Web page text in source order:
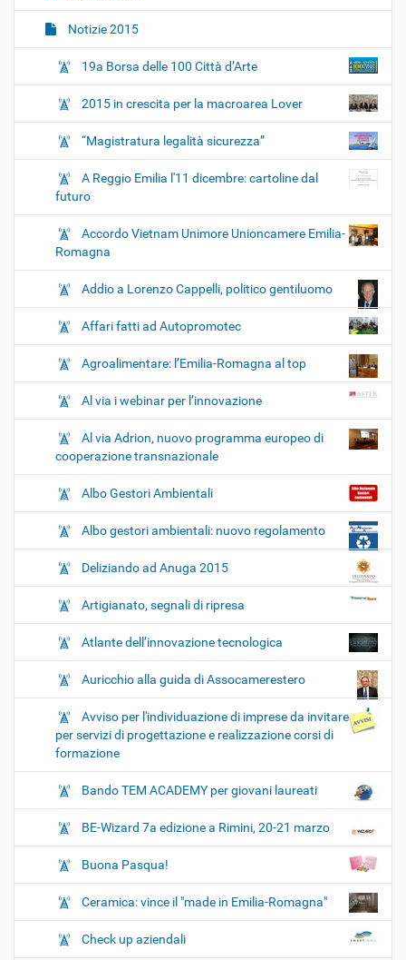
Notizie 2015
19a Borsa delle 100 Città d’Arte
2015 in crescita per la macroarea Lover
“Magistratura legalità sicurezza”
A Reggio Emilia l'11 dicembre: cartoline dal
futuro
Accordo Vietnam Unimore Unioncamere Emilia-
Romagna
Addio a Lorenzo Cappelli, politico gentiluomo
Affari fatti ad Autopromotec
Agroalimentare: l’Emilia-Romagna al top
Al via i webinar per l’innovazione
Al via Adrion, nuovo programma europeo di
cooperazione transnazionale
Albo Gestori Ambientali
Albo gestori ambientali: nuovo regolamento
Deliziando ad Anuga 2015
Artigianato, segnali di ripresa
Atlante dell’innovazione tecnologica
Auricchio alla guida di Assocamerestero
Avviso per l'individuazione di imprese da invitare
per servizi di progettazione e realizzazione corsi di
formazione
Bando TEM ACADEMY per giovani laureati
BE-Wizard 7a edizione a Rimini, 20-21 marzo
Buona Pasqua!
Ceramica: vince il "made in Emilia-Romagna"
Check up aziendali